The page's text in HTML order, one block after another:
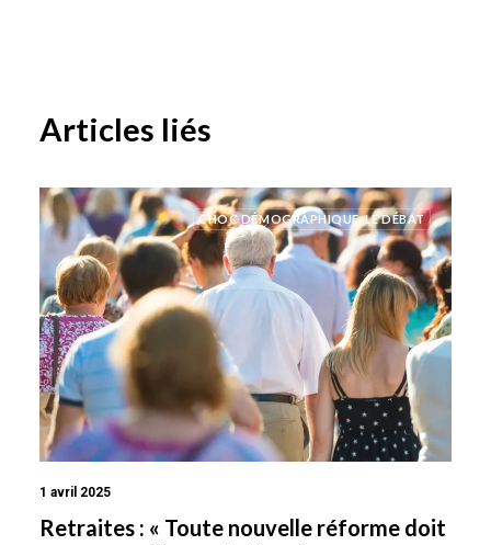
Articles liés
CHOC DÉMOGRAPHIQUE-LE DÉBAT
1 avril 2025
Retraites : « Toute nouvelle réforme doit